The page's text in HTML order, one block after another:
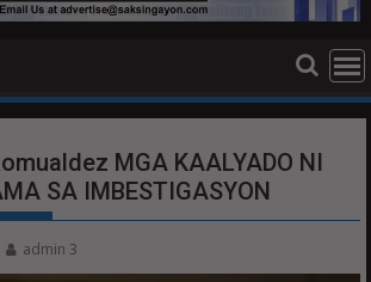
MGA KAALYADO NI
SA IMBESTIGASYON
admin 3